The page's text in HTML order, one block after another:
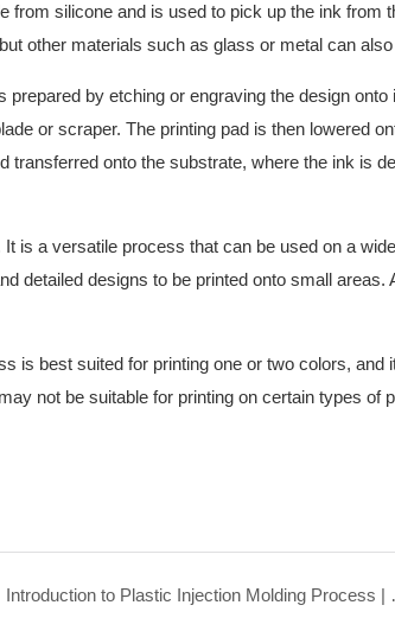
from silicone and is used to pick up the ink from
other materials such as glass or metal can
by etching or engraving the design onto
or scraper. The printing pad is then lowered
transferred onto the substrate, where the ink is
is a versatile process that can be used on a
detailed designs to be printed onto small areas.
is best suited for printing one or two colors, and
not be suitable for printing on certain types of